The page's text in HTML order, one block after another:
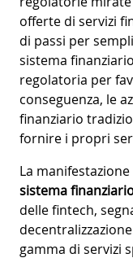
offerte di servizi
di passi per
sistema
regolatoria per
conseguenza, le
finanziario
fornire i propri
La
sistema
delle fintech,
gamma di servizi